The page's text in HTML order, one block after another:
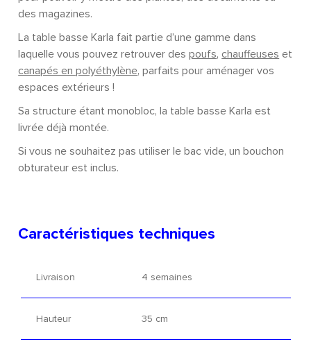
des magazines.
La table basse Karla fait partie d’une gamme dans
laquelle vous pouvez retrouver despoufs,chauffeuses et
canapés en polyéthylène, parfaits pour aménager vos
espaces extérieurs !
Sa structure étant monobloc, la table basse Karla est
livrée déjà montée.
Si vous ne souhaitez pas utiliser le bac vide, un bouchon
obturateur est inclus.
Caractéristiques techniques
Livraison 4 semaines
Hauteur 35 cm